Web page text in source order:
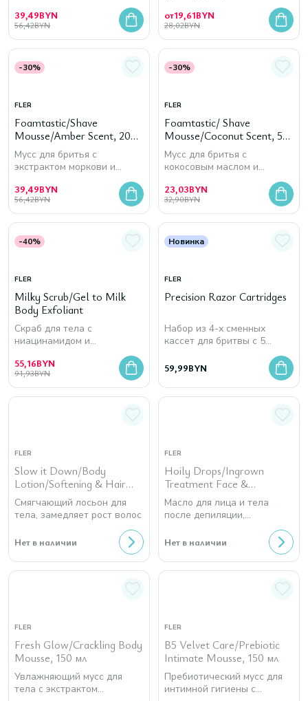
39,49BYN
56,42BYN
от19,61BYN
28,02BYN
-30%
FLER
Foamtastic/Shave
Mousse/Amber Scent, 200
мл
Мусс для бритья с
экстрактом моркови и
39,49BYN
56,42BYN
-30%
FLER
Foamtastic/ Shave
Mousse/Coconut Scent, 50
мл
Мусс для бритья с
кокосовым маслом и
23,03BYN
32,90BYN
-40%
FLER
Milky Scrub/Gel to Milk
Body Exfoliant
Скраб для тела с
ниацинамидом и
55,16BYN
91,93BYN
Новинка
FLER
Precision Razor Cartridges
Набор из 4-х сменных
кассет для бритвы с 5
лезвиями из нержавеющей
стали
59,99BYN
FLER
Slow it Down/Body
Lotion/Softening & Hair
Inhibiting, 150 мл
Смягчающий лосьон для
тела, замедляет рост волос
Нет в наличии
FLER
Hoily Drops/Ingrown
Treatment Face &
Body/Ingrown Oil, 14 мл +
Fler/1 Exfoliating Mitt
Масло для лица и тела
после депиляции,
предотвращает врастания
волос + Рукавичка
текстильная двусторонняя
с цветной нашивкой с
Нет в наличии
FLER
Fresh Glow/Crackling Body
Mousse, 150 мл
Увлажняющий мусс для
тела с экстрактом
FLER
В5 Velvet Care/Prebiotic
Intimate Mousse, 150 мл
Пребиотический мусс для
интимной гигиены с